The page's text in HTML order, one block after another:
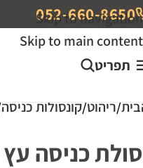
Skip to navigation
Skip to main content
052-660-8650
תפריט
ריהוט קונסולות כניסה